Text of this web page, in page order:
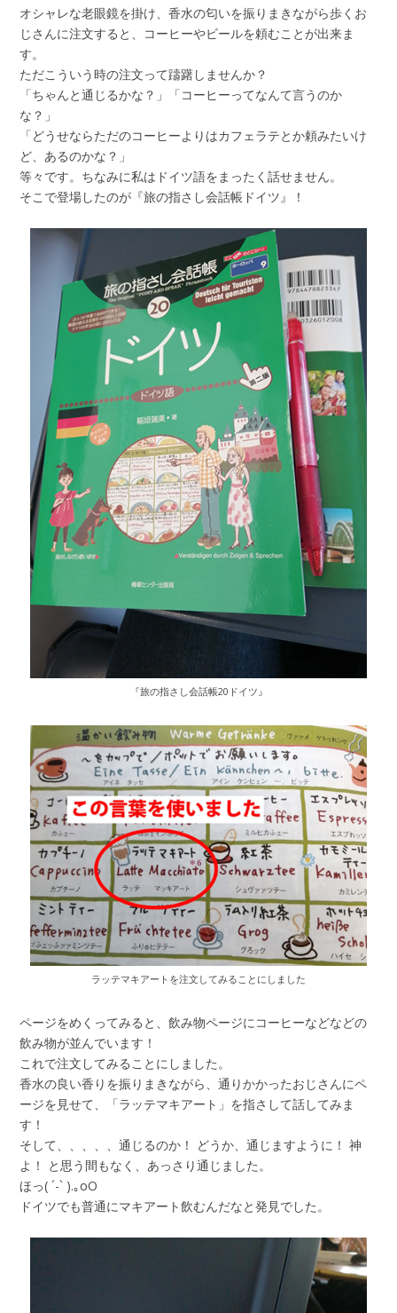
オシャレな老眼鏡を掛け、香水の匂いを振りまきながら歩くお
じさんに注文すると、コーヒーやビールを頼むことが出来ま
す。
ただこういう時の注文って躊躇しませんか？
「ちゃんと通じるかな？」「コーヒーってなんて言うのか
な？」
「どうせならただのコーヒーよりはカフェラテとか頼みたいけ
ど、あるのかな？」
等々です。ちなみに私はドイツ語をまったく話せません。
そこで登場したのが『旅の指さし会話帳ドイツ』！
『旅の指さし会話帳20ドイツ』
ラッテマキアートを注文してみることにしました
ページをめくってみると、飲み物ページにコーヒーなどなどの
飲み物が並んでいます！
これで注文してみることにしました。
香水の良い香りを振りまきながら、通りかかったおじさんにペ
ージを見せて、「ラッテマキアート」を指さして話してみま
す！
そして、、、、、通じるのか！ どうか、通じますように！ 神
よ！ と思う間もなく、あっさり通じました。
ほっ( ´-` ).｡oO
ドイツでも普通にマキアート飲むんだなと発見でした。